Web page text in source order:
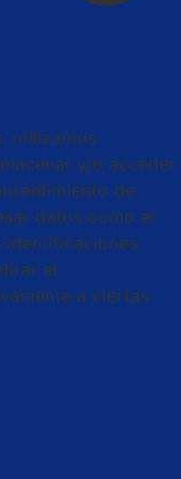
utilizamos
y/o acceder
de
datos como el
identificaciones
el
a ciertas